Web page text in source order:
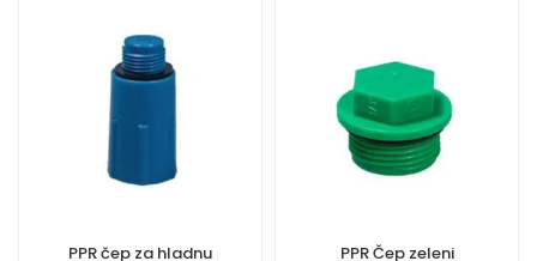
PPR čep za hladnu
PPR Čep zeleni